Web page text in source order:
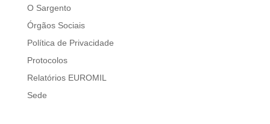
O Sargento
Órgãos Sociais
Política de Privacidade
Protocolos
Relatórios EUROMIL
Sede